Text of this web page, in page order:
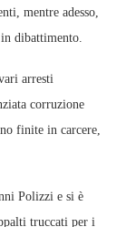
mentre adesso,
dibattimento.
arresti
corruzione
finite in carcere,
Polizzi e si è
truccati per i